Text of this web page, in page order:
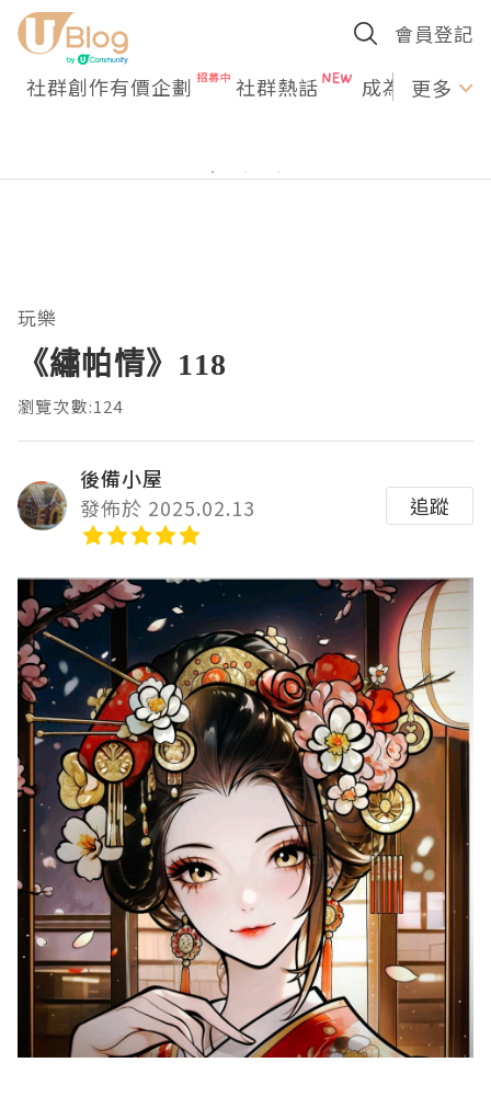
會員登記
社群創作有價企劃 社群熱話 成為U更多
玩樂
《繡帕情》118
瀏覽次數:124
後備小屋
發佈於 2025.02.13
追蹤